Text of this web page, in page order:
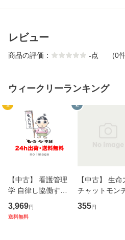
レビュー
商品の評価： -点 (0
ウィークリーランキング
1
【中古】 看護管理
学 自律し協働する
専門職の看護マネ
ジメントスキル 改
3,969円
送料無料
2
【中古】 生命
チャットモン
キューンレコ
[CD]【メール
355円